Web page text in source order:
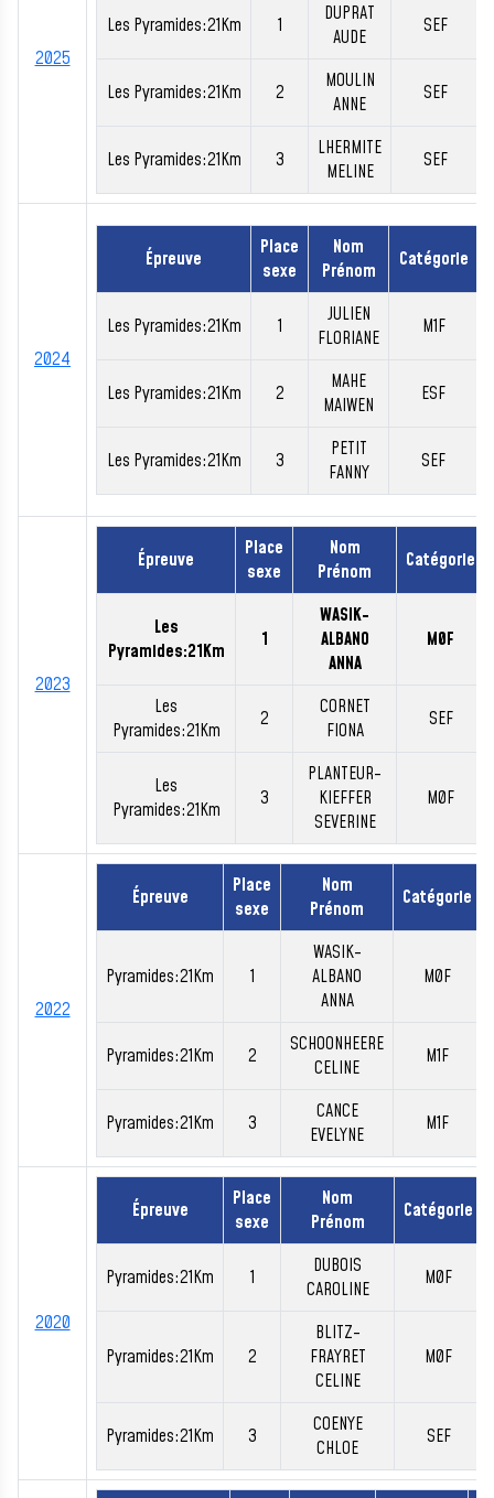
2025
Les Pyramides:21Km 1
DUPRAT
AUDE
SEF
Les Pyramides:21Km 2
MOULIN
ANNE
SEF
Les Pyramides:21Km 3
LHERMITE
MELINE
SEF
2024
Épreuve
Place
sexe
Nom
Prénom
Catégorie
Les Pyramides:21Km 1
JULIEN
FLORIANE
M1F
Les Pyramides:21Km 2
MAHE
MAIWEN
ESF
Les Pyramides:21Km 3
PETIT
FANNY
SEF
2023
Épreuve
Place
sexe
Nom
Prénom
Catégorie
Les
Pyramides:21Km
1
WASIK-
ALBANO
ANNA
M0F
Les
Pyramides:21Km
2
CORNET
FIONA
SEF
Les
Pyramides:21Km
3
PLANTEUR-
KIEFFER
SEVERINE
M0F
2022
Épreuve
Place
sexe
Nom
Prénom
Catégorie
Pyramides:21Km 1
WASIK-
ALBANO
ANNA
M0F
Pyramides:21Km 2
SCHOONHEERE
CELINE
M1F
Pyramides:21Km 3
CANCE
EVELYNE
M1F
2020
Épreuve
Place
sexe
Nom
Prénom
Catégorie
Pyramides:21Km 1
DUBOIS
CAROLINE
M0F
Pyramides:21Km 2
BLITZ-
FRAYRET
CELINE
M0F
Pyramides:21Km 3
COENYE
CHLOE
SEF